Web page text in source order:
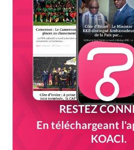
RESTEZ
En téléchargeant
KOACI.